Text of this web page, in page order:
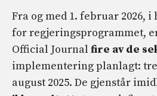
Fra og med 1. februar 2026,
for regjeringsprogrammet,
Official Journal fire av de
implementering planlagt:
august 2025. De gjenstår